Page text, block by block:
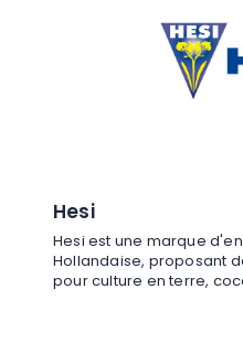
Hesi
Hesi est une marque
Hollandaise, proposant
pour culture en terre,